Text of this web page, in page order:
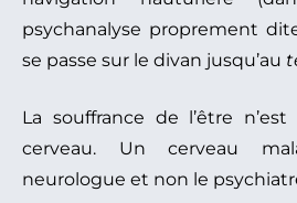
psychanalyse proprement
se passe sur le divan jusqu’au
La souffrance de l’être
cerveau. Un cerveau
neurologue et non le